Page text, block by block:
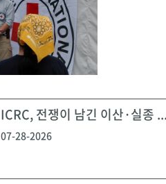
ICRC, 전쟁이 남긴 이산·실종 ...
07-28-2026